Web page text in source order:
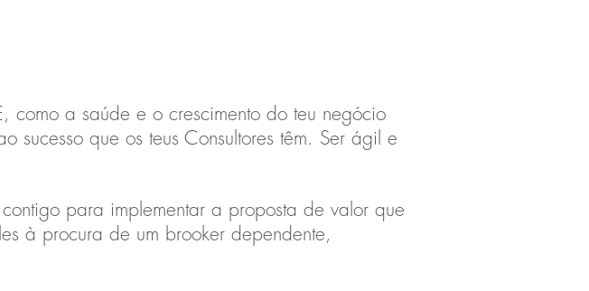
como a saúde e o crescimento do teu negócio
sucesso que os teus Consultores têm. Ser ágil e
para implementar a proposta de valor que
à procura de um brooker dependente,